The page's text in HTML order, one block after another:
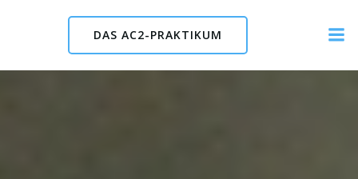
to
DAS AC2-PRAKTIKUM